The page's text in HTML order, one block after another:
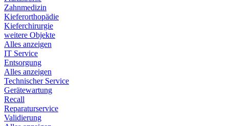
Zahnmedizin
Kieferorthopädie
Kieferchirurgie
weitere Objekte
Alles anzeigen
IT Service
Entsorgung
Alles anzeigen
Technischer Service
Gerätewartung
Recall
Reparaturservice
Validierung